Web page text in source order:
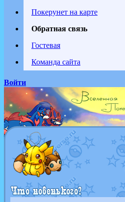
Покерунет на карте
Обратная связь
Гостевая
Команда сайта
Войти